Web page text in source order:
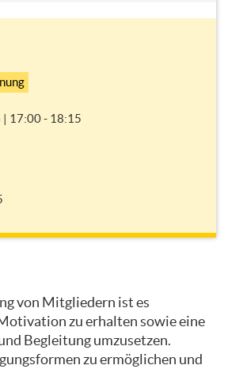
| 17:00 - 18:15
von Mitgliedern ist es
zu erhalten sowie eine
Begleitung umzusetzen.
zu ermöglichen und